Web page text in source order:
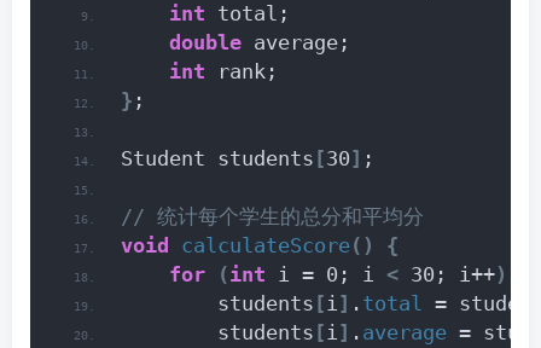
int total;
double average;
int rank;
} ;
Student students [30] ;
// 统计每个学生的总分和平均分
void
calculateScore()
{
for
(int i = 0; i < 30; i++)
        students
[i] . total =
        students
[i] . average =